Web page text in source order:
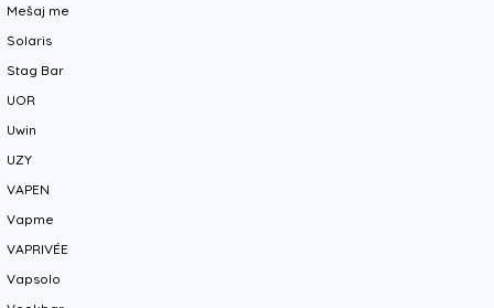
Mešaj me
Solaris
Stag Bar
UOR
Uwin
UZY
VAPEN
Vapme
VAPRIVÉE
Vapsolo